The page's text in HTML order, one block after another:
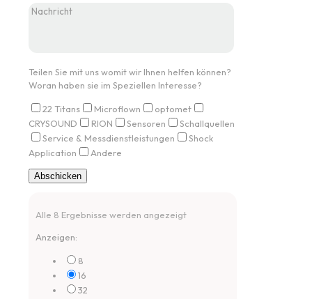
Teilen Sie mit uns womit wir Ihnen helfen können?
Woran haben sie im Speziellen Interesse?
22 Titans Microflown
optomet
CRYSOUND
RION Sensoren
Schallquellen
Service & Messdienstleistungen
Shock
Application
Andere
Alle 8 Ergebnisse werden angezeigt
Anzeigen:
8
16
32